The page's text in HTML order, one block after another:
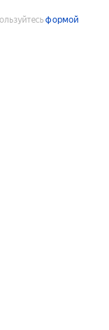
формой